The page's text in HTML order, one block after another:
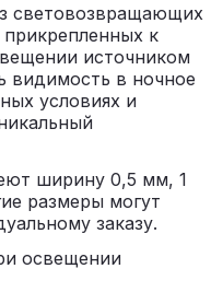
световозвращающих
к
источником
видимость в ночное
условиях и
ширину 0,5 мм, 1
размеры могут
заказу.
освещении